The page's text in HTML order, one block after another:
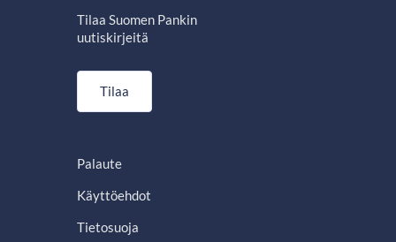
Tilaa Suomen Pankin
uutiskirjeitä
Tilaa
Palaute
Käyttöehdot
Tietosuoja